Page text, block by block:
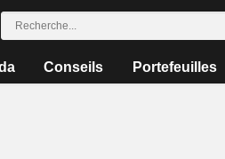
Conseils Portefeuilles